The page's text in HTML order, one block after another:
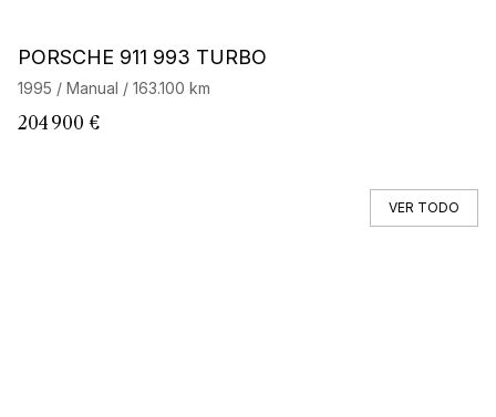
Barnes Exclusive
PORSCHE 911 993 TURBO
1995 / Manual / 163.100 km
204 900 €
VER TODO